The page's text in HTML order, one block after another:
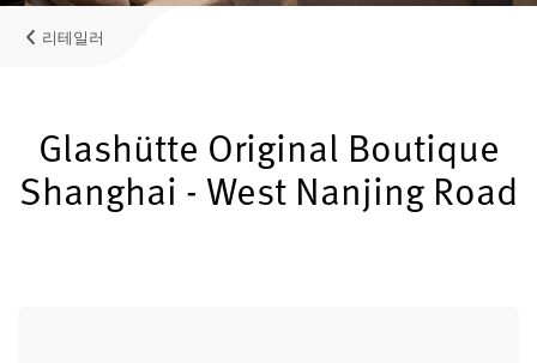
내계정
서비스
워런티, 시계 개선과 복구
리테일러
Glashütte Original Boutique
Shanghai - West Nanjing Road